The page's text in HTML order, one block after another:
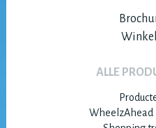
ALLE
WheelzAhead